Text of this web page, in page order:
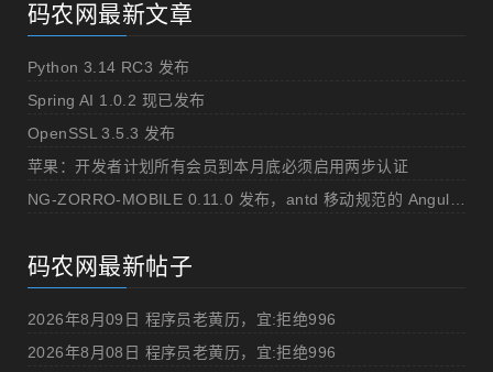
码农网最新文章
Python 3.14 RC3 发布
Spring AI 1.0.2 现已发布
OpenSSL 3.5.3 发布
苹果：开发者计划所有会员到本月底必须启用两步认证
码农网最新帖子
2026年8月09日 程序员老黄历，宜:拒绝996
2026年8月08日 程序员老黄历，宜:拒绝996